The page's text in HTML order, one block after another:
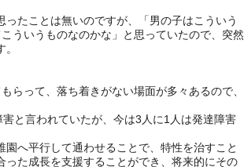
ったことは無いのですが、「男の子はこういう
ういうものなのかな」と思っていたので、突然
らって、落ち着きがない場面が多々あるので、
害と言われていたが、今は3人に1人は発達障害
園へ平行して通わせることで、特性を治すこと
った成長を支援することができ、将来的にその